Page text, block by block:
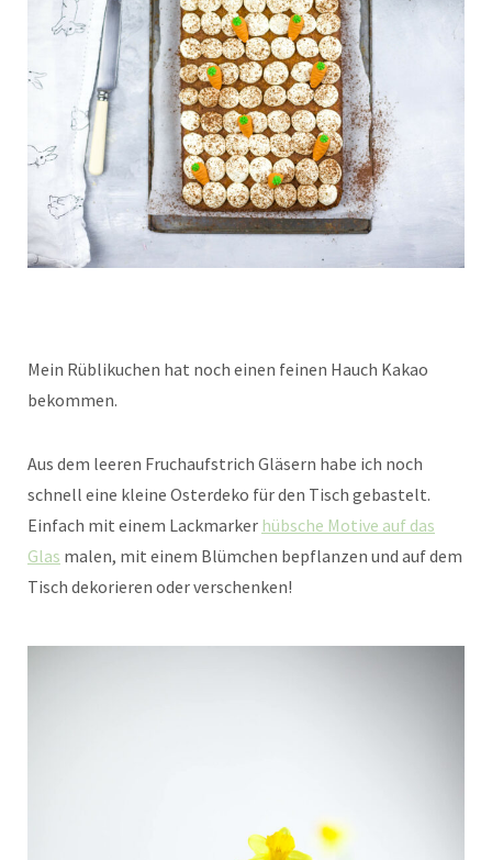
Mein Rüblikuchen hat noch einen feinen Hauch Kakao
bekommen.
Aus dem leeren Fruchaufstrich Gläsern habe ich noch
schnell eine kleine Osterdeko für den Tisch gebastelt.
Einfach mit einem Lackmarker hübsche Motive auf das
Glas malen, mit einem Blümchen bepflanzen und auf dem
Tisch dekorieren oder verschenken!